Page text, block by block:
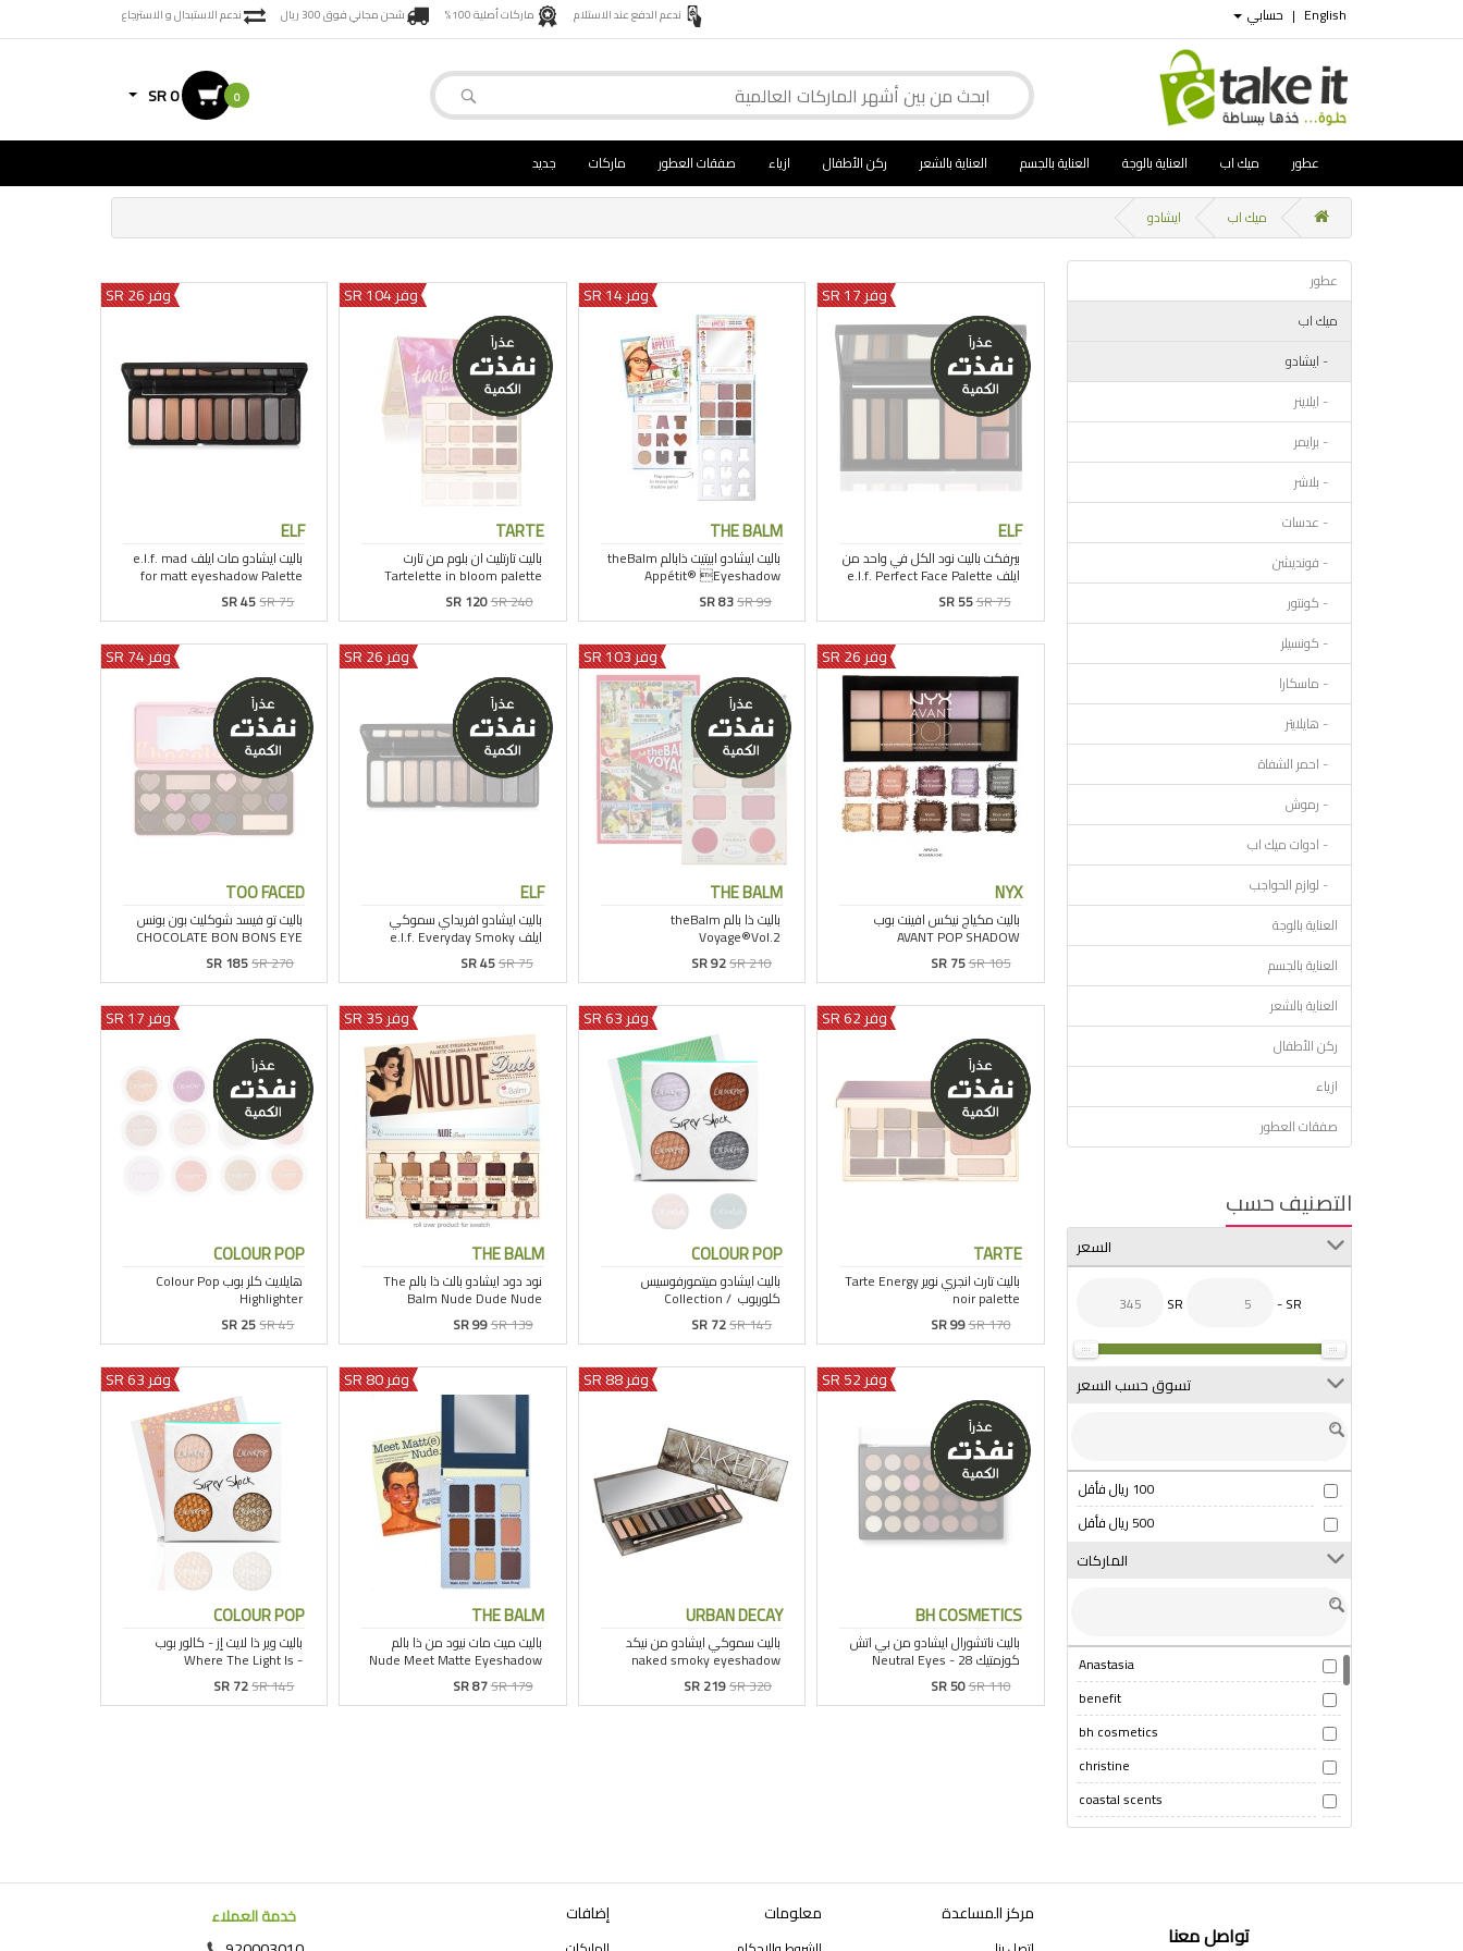
English
| حسابي ندعم الدفع عند الاستلام ماركات أصلية 100% شحن مجاني فوق 300 ريال ندعم الاستبدال و الاسترجاع
0
SR 0
عطور ميك اب العناية بالوجة العناية بالجسم العناية بالشعر ركن الأطفال ازياء صفقات العطور ماركات جديد
ميك اب ايشادو
عطور
ميك اب
- ايشادو
- ايلاينر
- برايمر
- بلاشر
- عدسات
- فونديشن
- كونتور
- كونسيلر
- ماسكارا
- هايلايتر
- احمر الشفاة
- رموش
- ادوات ميك اب
- لوازم الحواجب
العناية بالوجة
العناية بالجسم
العناية بالشعر
ركن الأطفال
ازياء
صفقات العطور
التصنيف حسب
السعر
SR - SR
تسوق حسب السعر
100 ريال فأقل
500 ريال فأقل
الماركات
Anastasia
benefit
bh cosmetics
christine
coastal scents
colour pop
وفر 17 SR
ELF
SR 55SR 75
وفر 14 SR
THE BALM
SR 83SR 99
وفر 104 SR
TARTE
SR 120SR 240
وفر 26 SR
ELF
SR 45SR 75
وفر 26 SR
NYX
SR 75SR 105
وفر 103 SR
THE BALM
SR 92SR 210
وفر 26 SR
ELF
SR 45SR 75
وفر 74 SR
TOO FACED
SR 185SR 270
وفر 62 SR
TARTE
SR 99SR 170
وفر 63 SR
COLOUR POP
SR 72SR 145
وفر 35 SR
THE BALM
SR 99SR 139
وفر 17 SR
COLOUR POP
SR 25SR 45
وفر 52 SR
BH COSMETICS
SR 50SR 110
وفر 88 SR
URBAN DECAY
SR 219SR 320
وفر 80 SR
THE BALM
SR 87SR 179
وفر 63 SR
COLOUR POP
SR 72SR 145
تواصل معنا
مركز المساعدة معلومات إضافات
خدمة العملاء